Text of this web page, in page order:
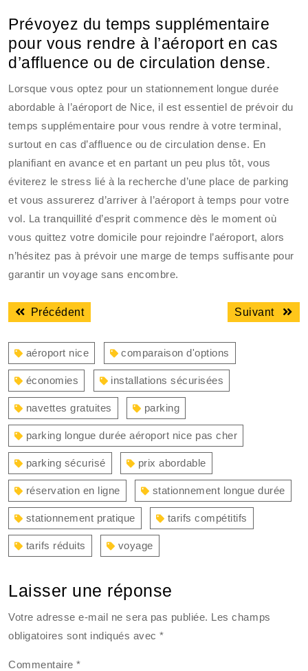
Prévoyez du temps supplémentaire
pour vous rendre à l’aéroport en cas
d’affluence ou de circulation dense.
Lorsque vous optez pour un stationnement longue durée
abordable à l’aéroport de Nice, il est essentiel de prévoir du
temps supplémentaire pour vous rendre à votre terminal,
surtout en cas d’affluence ou de circulation dense. En
planifiant en avance et en partant un peu plus tôt, vous
éviterez le stress lié à la recherche d’une place de parking
et vous assurerez d’arriver à l’aéroport à temps pour votre
vol. La tranquillité d’esprit commence dès le moment où
vous quittez votre domicile pour rejoindre l’aéroport, alors
n’hésitez pas à prévoir une marge de temps suffisante pour
garantir un voyage sans encombre.
Navigation
de
l’article
PrécédentArticle
:
Suivant
aéroport nice comparaison d'options
économies installations sécurisées
navettes gratuites parking
parking longue durée aéroport nice pas cher
parking sécurisé prix abordable
réservation en ligne stationnement longue durée
stationnement pratique tarifs compétitifs
tarifs réduits voyage
Laisser une réponse
Votre adresse e-mail ne sera pas publiée. Les champs
obligatoires sont indiqués avec*
Commentaire*